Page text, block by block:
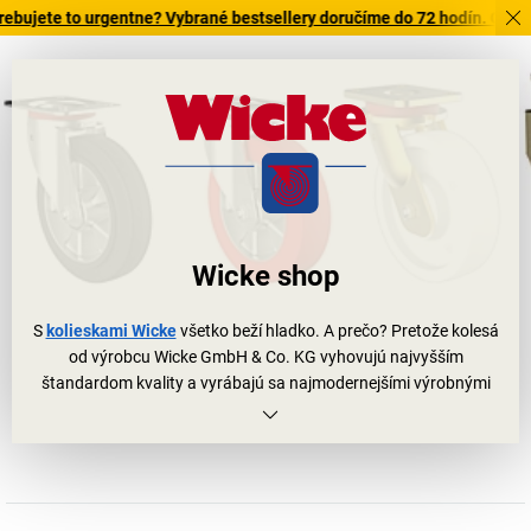
to urgentne? Vybrané bestsellery doručíme do 72 hodín. Objavte
Wicke shop
S kolieskami Wickevšetko beží hladko. A prečo? Pretože kolesá
od výrobcu Wicke GmbH & Co. KG vyhovujú najvyšším
štandardom kvality a vyrábajú sa najmodernejšími výrobnými
postupmi. A nesmú chýbať ani v našom sortimente, preto tu